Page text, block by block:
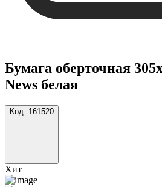
Бумага оберточная
News белая
Код: 161520
Хит